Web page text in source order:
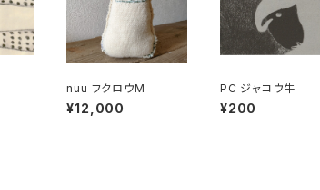
nuu フクロウM
¥12,000
PC ジャコウ牛
¥200